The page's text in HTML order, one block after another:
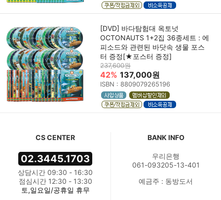
[DVD] 바다탐험대 옥토넛
OCTONAUTS 1+2집 36종세트 : 에
피소드와 관련된 바닷속 생물 포스
터 증정[★포스터 증정]
237,600원
42% 137,000원
ISBN : 8809079265196
CS CENTER
02.3445.1703
상담시간 09:30 - 16:30
점심시간 12:30 - 13:30
토,일요일/공휴일 휴무
BANK INFO
우리은행
061-093205-13-401
예금주 : 동방도서